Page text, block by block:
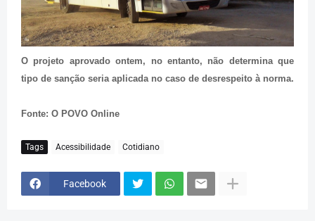
O projeto aprovado ontem, no entanto, não determina que
tipo de sanção seria aplicada no caso de desrespeito à norma.
Fonte: O POVO Online
Tags Acessibilidade Cotidiano
Facebook